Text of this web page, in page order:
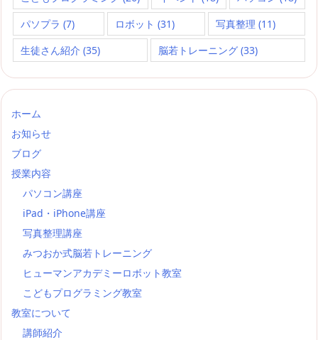
パソプラ (7) ロボット (31) 写真整理 (11)
生徒さん紹介 (35) 脳若トレーニング (33)
ホーム
お知らせ
ブログ
授業内容
パソコン講座
iPad・iPhone講座
写真整理講座
みつおか式脳若トレーニング
ヒューマンアカデミーロボット教室
こどもプログラミング教室
教室について
講師紹介